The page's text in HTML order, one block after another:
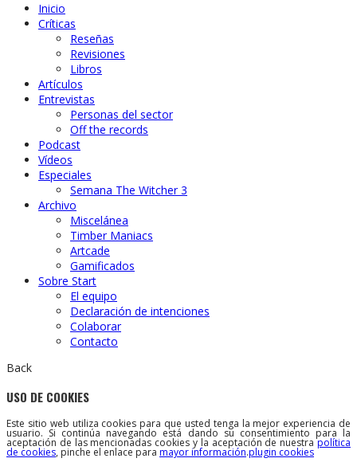
Inicio
Críticas
Reseñas
Revisiones
Libros
Artículos
Entrevistas
Personas del sector
Off the records
Podcast
Vídeos
Especiales
Semana The Witcher 3
Archivo
Miscelánea
Timber Maniacs
Artcade
Gamificados
Sobre Start
El equipo
Declaración de intenciones
Colaborar
Contacto
Back
USO DE COOKIES
Este sitio web utiliza cookies para que usted tenga la mejor experiencia de
usuario. Si continúa navegando está dando su consentimiento para la
aceptación de las mencionadas cookies y la aceptación de nuestrapolítica
de cookies, pinche el enlace para mayor información.plugin cookies